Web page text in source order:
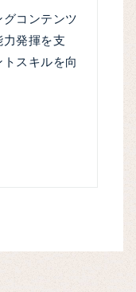
コンテンツ
発揮を支
スキルを向